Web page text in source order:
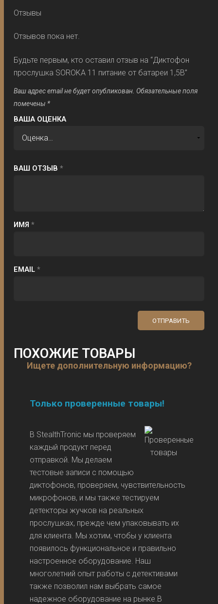
Отзывы
Отзывов пока нет.
Будьте первым, кто оставил отзыв на “Диктофон
прослушка SOROKA 11 питание от батареи 1,5В”
Ваш адрес email не будет опубликован. Обязательные поля
помечены *
ВАША ОЦЕНКА
ВАШ ОТЗЫВ*
ИМЯ*
EMAIL*
ПОХОЖИЕ ТОВАРЫ
Ищете дополнительную информацию?
Только проверенные товары!
В StealthTronic мы проверяем
каждый продукт перед
отправкой. Мы делаем
тестовые записи с помощью
диктофонов, проверяем, чувствительность
микрофонов, и мы также тестируем
детекторы жучков на реальных
прослушках, прежде чем упаковывать их
для клиента. Мы хотим, чтобы у клиента
появилось функциональное и правильно
настроенное оборудование. Наш
многолетний опыт работы с детективами
также позволил нам выбрать самое
надежное оборудование на рынке.В